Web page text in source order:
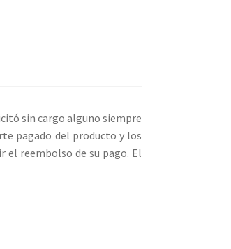
sin cargo alguno siempre
pagado del producto y los
reembolso de su pago. El